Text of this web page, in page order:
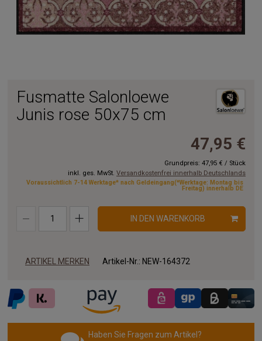
Fusmatte Salonloewe
Junis rose 50x75 cm
47,95 €
Grundpreis: 47,95 € / Stück
inkl. ges. MwSt. Versandkostenfrei innerhalb Deutschlands
Voraussichtlich 7-14 Werktage* nach Geldeingang(*Werktage: Montag bis
Freitag) innerhalb DE
IN DEN WARENKORB
ARTIKEL MERKEN Artikel-Nr.: NEW-164372
Haben Sie Fragen zum Artikel?